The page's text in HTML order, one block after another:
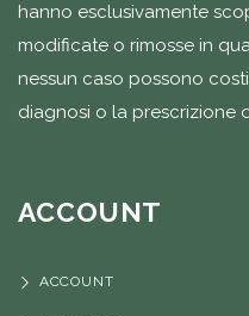
hanno esclusivamente
modificate o rimosse in
nessun caso possono
diagnosi o la prescrizione
ACCOUNT
ACCOUNT